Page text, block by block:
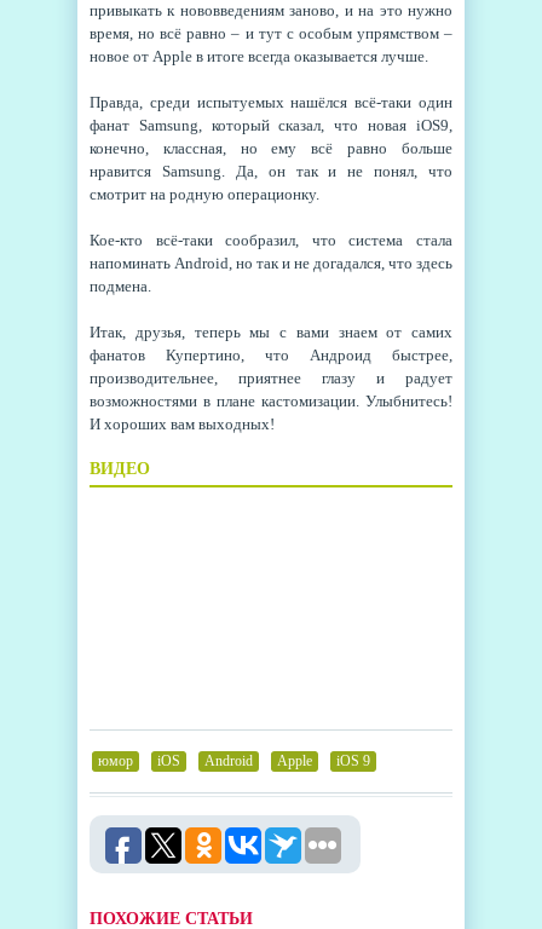
привыкать к нововведениям заново, и на это нужно
время, но всё равно – и тут с особым упрямством –
новое от Apple в итоге всегда оказывается лучше.
Правда, среди испытуемых нашёлся всё-таки один
фанат Samsung, который сказал, что новая iOS9,
конечно, классная, но ему всё равно больше
нравится Samsung. Да, он так и не понял, что
смотрит на родную операционку.
Кое-кто всё-таки сообразил, что система стала
напоминать Android, но так и не догадался, что здесь
подмена.
Итак, друзья, теперь мы с вами знаем от самих
фанатов Купертино, что Андроид быстрее,
производительнее, приятнее глазу и радует
возможностями в плане кастомизации. Улыбнитесь!
И хороших вам выходных!
ВИДЕО
юмор iOS Android Apple iOS 9
ПОХОЖИЕ СТАТЬИ